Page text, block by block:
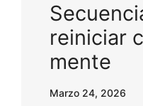
reiniciar
mente
Marzo 24, 2026